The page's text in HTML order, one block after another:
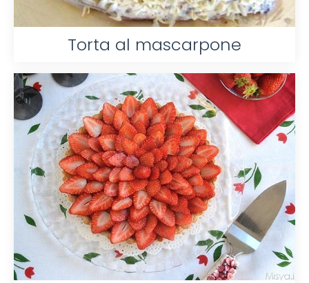
Torta al mascarpone